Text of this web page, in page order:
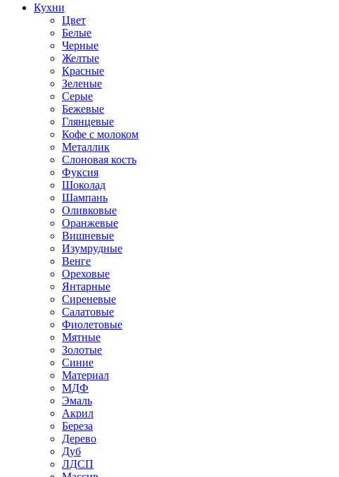
Кухни
Цвет
Белые
Черные
Желтые
Красные
Зеленые
Серые
Бежевые
Глянцевые
Кофе с молоком
Металлик
Слоновая кость
Фуксия
Шоколад
Шампань
Оливковые
Оранжевые
Вишневые
Изумрудные
Венге
Ореховые
Янтарные
Сиреневые
Салатовые
Фиолетовые
Мятные
Золотые
Синие
Материал
МДФ
Эмаль
Акрил
Береза
Дерево
Дуб
ЛДСП